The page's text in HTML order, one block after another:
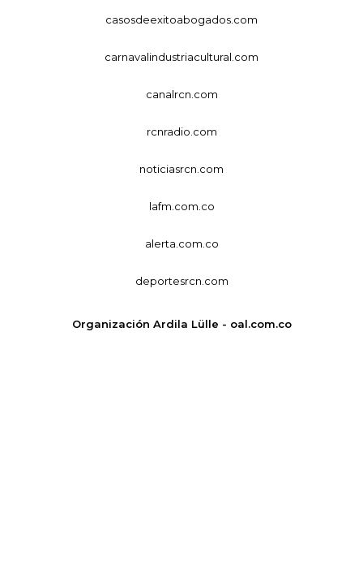
casosdeexitoabogados.com
carnavalindustriacultural.com
canalrcn.com
rcnradio.com
noticiasrcn.com
lafm.com.co
alerta.com.co
deportesrcn.com
Organización Ardila Lülle - oal.com.co